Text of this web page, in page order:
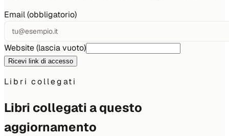
Email (obbligatorio)
Website (lascia vuoto)
Ricevi link di accesso
Libri collegati
Libri collegati a questo
aggiornamento